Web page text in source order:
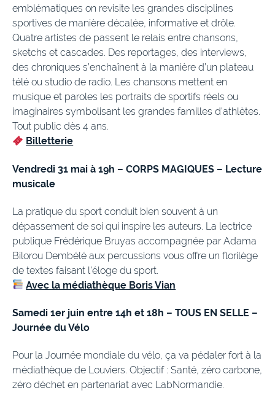
emblématiques on revisite les grandes disciplines
sportives de manière décalée, informative et drôle.
Quatre artistes de passent le relais entre chansons,
sketchs et cascades. Des reportages, des interviews,
des chroniques s’enchaînent à la manière d’un plateau
télé ou studio de radio. Les chansons mettent en
musique et paroles les portraits de sportifs réels ou
imaginaires symbolisant les grandes familles d’athlètes.
Tout public dès 4 ans.
Billetterie
Vendredi 31 mai à 19h – CORPS MAGIQUES – Lecture
musicale
La pratique du sport conduit bien souvent à un
dépassement de soi qui inspire les auteurs. La lectrice
publique Frédérique Bruyas accompagnée par Adama
Bilorou Dembélé aux percussions vous offre un florilège
de textes faisant l’éloge du sport.
Avec la médiathèque Boris Vian
Samedi 1er juin entre 14h et 18h – TOUS EN SELLE –
Journée du Vélo
Pour la Journée mondiale du vélo, ça va pédaler fort à la
médiathèque de Louviers. Objectif : Santé, zéro carbone,
zéro déchet en partenariat avec LabNormandie.